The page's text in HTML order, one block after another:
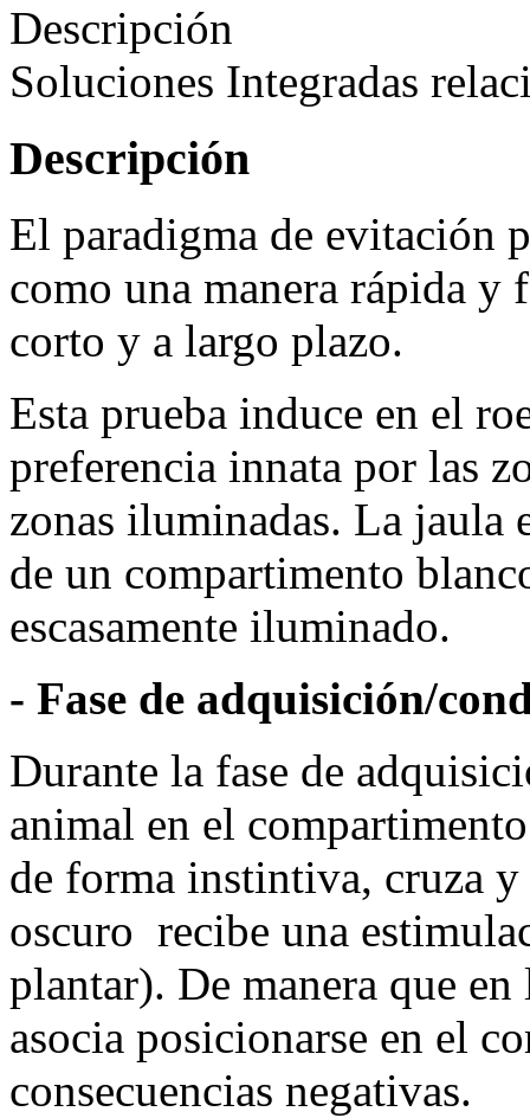
Descripción
Soluciones Integradas
Descripción
El paradigma de evitación
como una manera rápida
corto y a largo plazo.
Esta prueba induce en el
preferencia innata por las
zonas iluminadas. La jaula
de un compartimento
escasamente iluminado.
- Fase de adquisición/
Durante la fase de
animal en el
de forma instintiva, cruza
oscuro recibe una
plantar). De manera que
asocia posicionarse en el
consecuencias negativas.